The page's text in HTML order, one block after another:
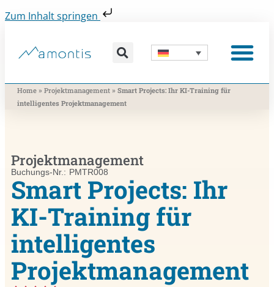
Zum Inhalt springen
Home » Projektmanagement » Smart Projects: Ihr KI-Training für
intelligentes Projektmanagement
Projektmanagement
Buchungs-Nr.: PMTR008
Smart Projects: Ihr
KI-Training für
intelligentes
Projektmanagement